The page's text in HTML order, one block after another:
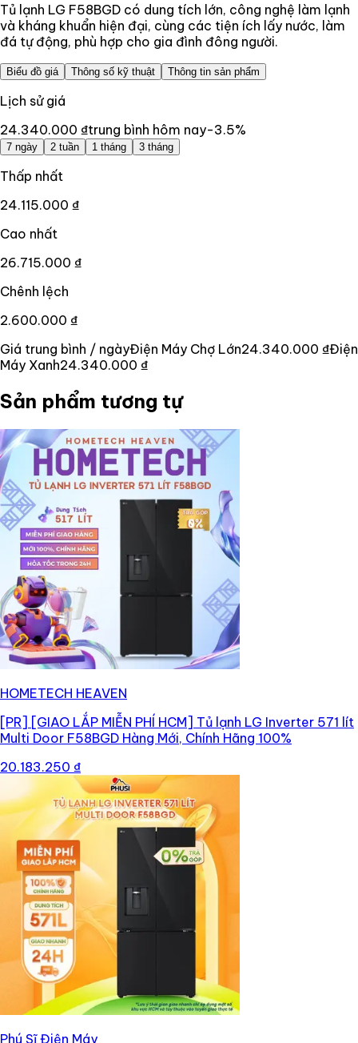
Tủ lạnh LG F58BGD có dung tích lớn, công nghệ làm lạnh
và kháng khuẩn hiện đại, cùng các tiện ích lấy nước, làm
đá tự động, phù hợp cho gia đình đông người.
Biểu đồ giá Thông số kỹ thuật Thông tin sản phẩm
Lịch sử giá
24.340.000 ₫trung bình hôm nay-3.5%
7 ngày 2 tuần 1 tháng 3 tháng
Thấp nhất
24.115.000 ₫
Cao nhất
26.715.000 ₫
Chênh lệch
2.600.000 ₫
Giá trung bình / ngàyĐiện Máy Chợ Lớn24.340.000 ₫Điện
Máy Xanh24.340.000 ₫
Sản phẩm tương tự
HOMETECH HEAVEN
[PR] [GIAO LẮP MIỄN PHÍ HCM] Tủ lạnh LG Inverter 571 lít
Multi Door F58BGD Hàng Mới, Chính Hãng 100%
20.183.250 ₫
Phú Sĩ Điện Máy